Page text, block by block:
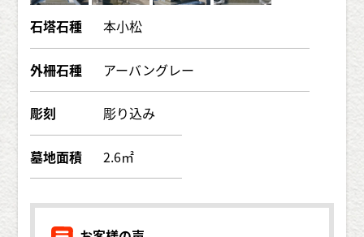
石塔石種 本小松
外柵石種 アーバングレー
彫刻 彫り込み
墓地面積 2.6㎡